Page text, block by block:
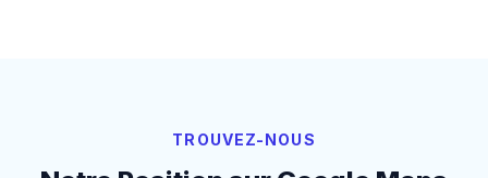
TROUVEZ-NOUS